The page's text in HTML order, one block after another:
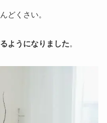
どくさい。
ようになりました。